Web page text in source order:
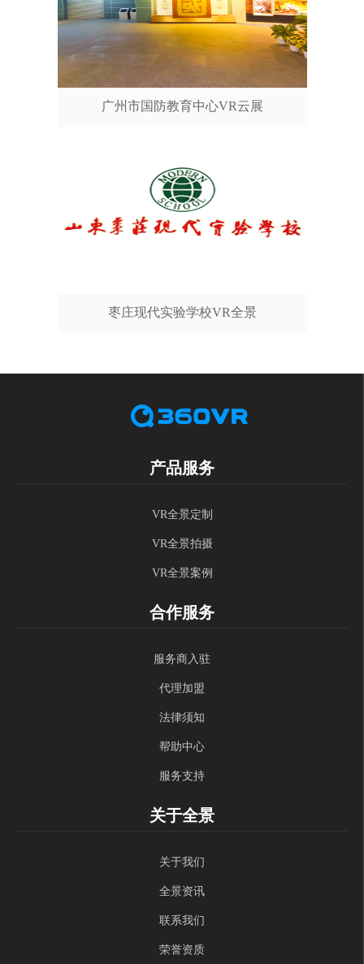
广州市国防教育中心VR云展
枣庄现代实验学校VR全景
产品服务
VR全景定制
VR全景拍摄
VR全景案例
合作服务
服务商入驻
代理加盟
法律须知
帮助中心
服务支持
关于全景
关于我们
全景资讯
联系我们
荣誉资质